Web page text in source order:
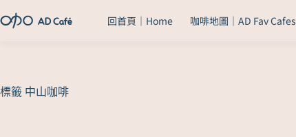
回首頁｜Home 咖啡地圖｜AD Fav Cafes
標籤 中山咖啡